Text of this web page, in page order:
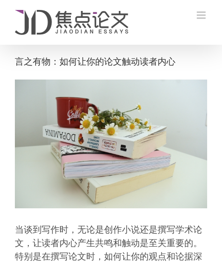
content
言之有物：如何让你的论文触动读者内心
当谈到写作时，无论是创作小说还是撰写学术论
文，让读者内心产生共鸣和触动是至关重要的。
特别是在撰写论文时，如何让你的观点和论据深